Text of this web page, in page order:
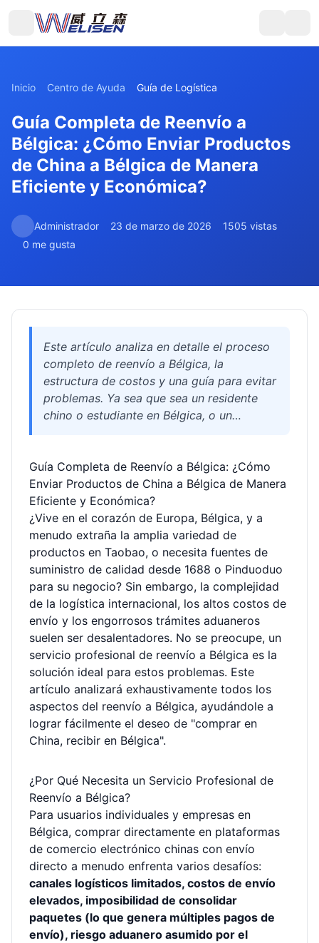
Inicio Centro de Ayuda Guía de Logística
Guía Completa de Reenvío a
Bélgica: ¿Cómo Enviar Productos
de China a Bélgica de Manera
Eficiente y Económica?
Administrador 23 de marzo de 2026
1505 vistas
0 me gusta
Este artículo analiza en detalle el proceso
completo de reenvío a Bélgica, la
estructura de costos y una guía para evitar
problemas. Ya sea que sea un residente
chino o estudiante en Bélgica, o un
aprenderá a elegir el canal logístico
adecuado, manejar mercancías sensibles,
optimizar impuestos y disfrutar de
servicios profesionales como
almacenamiento gratuito y consolidación
de paquetes ofrecidos por Welisen
International Logistics, logrando una
experiencia de compra transfronteriza fácil
y sin preocupaciones.
Guía Completa de Reenvío a Bélgica: ¿Cómo
Enviar Productos de China a Bélgica de Manera
Eficiente y Económica?
¿Vive en el corazón de Europa, Bélgica, y a
menudo extraña la amplia variedad de
productos en Taobao, o necesita fuentes de
suministro de calidad desde 1688 o Pinduoduo
para su negocio? Sin embargo, la complejidad
de la logística internacional, los altos costos de
envío y los engorrosos trámites aduaneros
suelen ser desalentadores. No se preocupe, un
servicio profesional de reenvío a Bélgica es la
solución ideal para estos problemas. Este
artículo analizará exhaustivamente todos los
aspectos del reenvío a Bélgica, ayudándole a
lograr fácilmente el deseo de "comprar en
China, recibir en Bélgica".
¿Por Qué Necesita un Servicio Profesional de
Reenvío a Bélgica?
Para usuarios individuales y empresas en
Bélgica, comprar directamente en plataformas
de comercio electrónico chinas con envío
directo a menudo enfrenta varios desafíos:
canales logísticos limitados, costos de envío
elevados, imposibilidad de consolidar
paquetes (lo que genera múltiples pagos de
envío), riesgo aduanero asumido por el